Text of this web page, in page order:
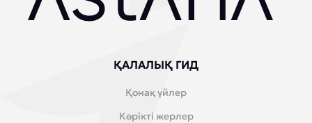
ҚАЛАЛЫҚ ГИД
Қонақ үйлер
Көрікті жерлер